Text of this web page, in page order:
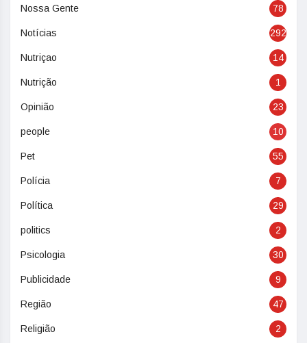
Nossa Gente 78
Notícias 292
Nutriçao 14
Nutrição 1
Opinião 23
people 10
Pet 55
Polícia 7
Política 29
politics 2
Psicologia 30
Publicidade 9
Região 47
Religião 2